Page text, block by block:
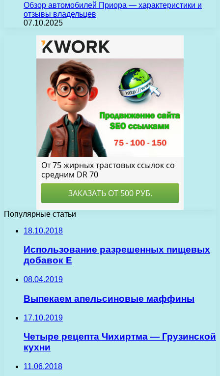
Обзор автомобилей Приора — характеристики и
отзывы владельцев
07.10.2025
Популярные статьи
18.10.2018
Использование разрешенных пищевых
добавок Е
08.04.2019
Выпекаем апельсиновые маффины
17.10.2019
Четыре рецепта Чихиртма — Грузинской
кухни
11.06.2018